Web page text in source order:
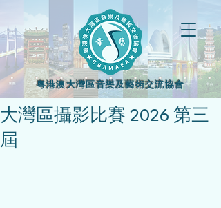
粵港澳大灣區音樂及藝術交流協會
大灣區攝影比賽 2026 第三
屆